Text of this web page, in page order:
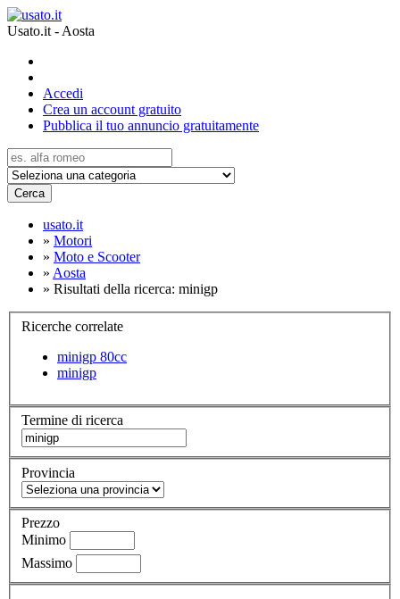
Usato.it - Aosta
Accedi
Crea un account gratuito
Pubblica il tuo annuncio gratuitamente
Cerca
usato.it
» Motori
» Moto e Scooter
» Aosta
» Risultati della ricerca: minigp
Ricerche correlate
minigp 80cc
minigp
Termine di ricerca
Provincia
Prezzo
Minimo
Massimo